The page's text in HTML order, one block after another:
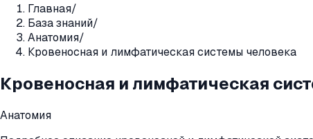
Главная/
База знаний/
Анатомия/
Кровеносная и лимфатическая системы человека
Кровеносная и лимфатическая
Анатомия